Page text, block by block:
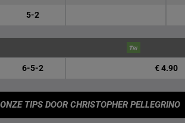
5-2
6-5-2 € 4.90
ONZE TIPS DOOR CHRISTOPHER PELLEGRINO